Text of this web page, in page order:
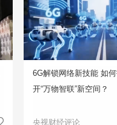
6G解锁网络新技能 如
开“万物智联”新空间？
央视财经评论